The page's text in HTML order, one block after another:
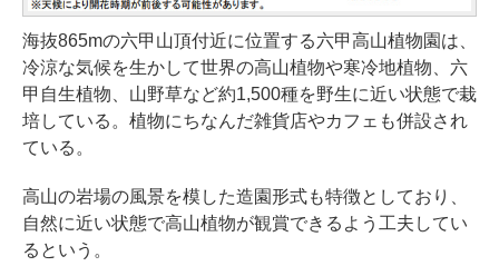
海抜865mの六甲山頂付近に位置する六甲高山植物園は、
冷涼な気候を生かして世界の高山植物や寒冷地植物、六
甲自生植物、山野草など約1,500種を野生に近い状態で栽
培している。植物にちなんだ雑貨店やカフェも併設され
ている。
高山の岩場の風景を模した造園形式も特徴としており、
自然に近い状態で高山植物が観賞できるよう工夫してい
るという。